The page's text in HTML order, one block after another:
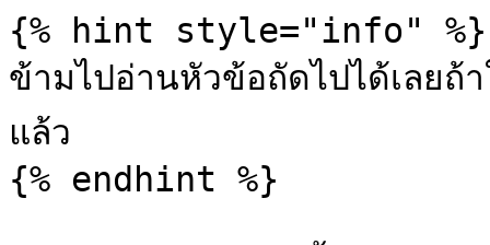
{% hint style="info" %}
ข้ามไปอ่านหัวข้อถัดไปได้เล
แล้ว
{% endhint %}